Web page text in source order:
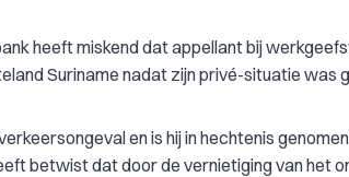
heeft miskend dat appellant bij
Suriname nadat zijn privé-situatie was
en is hij in hechtenis
betwist dat door de vernietiging van het